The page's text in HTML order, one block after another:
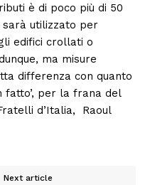
è di poco più di 50
utilizzato per
edifici crollati o
ma misure
differenza con quanto
fatto’, per la frana del
d’Italia, Raoul
Next article